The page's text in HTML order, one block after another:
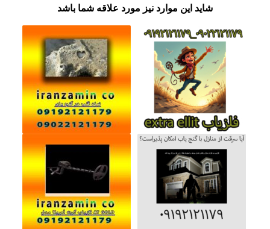
شاید این موارد نیز مورد علاقه شما باشد